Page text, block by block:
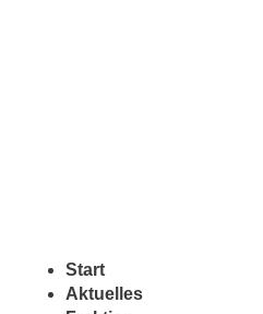
Start
Aktuelles